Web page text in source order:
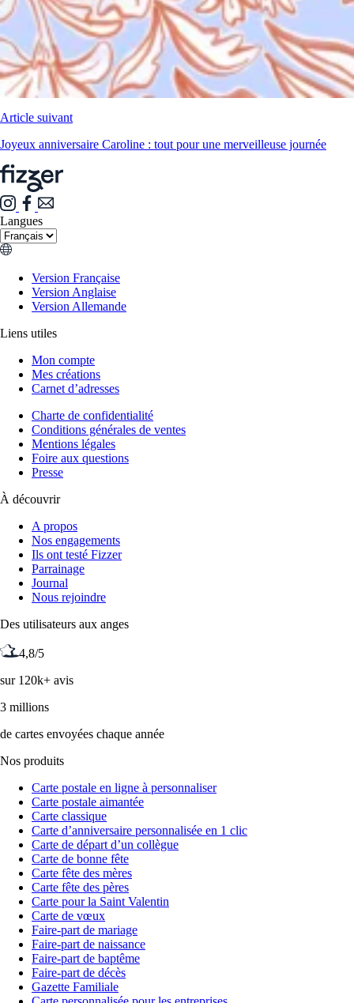
Article suivant
Joyeux anniversaire Caroline : tout pour une merveilleuse journée
Langues
Version Française
Version Anglaise
Version Allemande
Liens utiles
Mon compte
Mes créations
Carnet d’adresses
Charte de confidentialité
Conditions générales de ventes
Mentions légales
Foire aux questions
Presse
À découvrir
A propos
Nos engagements
Ils ont testé Fizzer
Parrainage
Journal
Nous rejoindre
Des utilisateurs aux anges
4,8/5
sur 120k+ avis
3 millions
de cartes envoyées chaque année
Nos produits
Carte postale en ligne à personnaliser
Carte postale aimantée
Carte classique
Carte d’anniversaire personnalisée en 1 clic
Carte de départ d’un collègue
Carte de bonne fête
Carte fête des mères
Carte fête des pères
Carte pour la Saint Valentin
Carte de vœux
Faire-part de mariage
Faire-part de naissance
Faire-part de baptême
Faire-part de décès
Gazette Familiale